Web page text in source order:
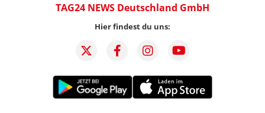
TAG24 NEWS Deutschland GmbH
Hier findest du uns: